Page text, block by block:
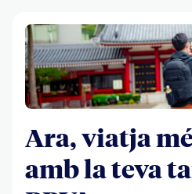
Ara, viatja
amb la teva